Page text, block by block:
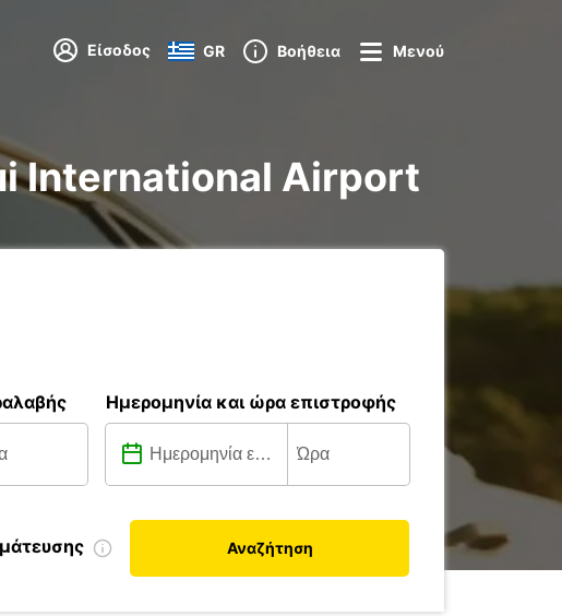
Είσοδος GR Βοήθεια Μενού
International Airport
Ημερομηνία και ώρα επιστροφής
Αναζήτηση